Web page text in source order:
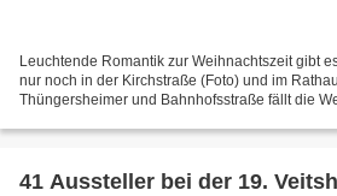
Leuchtende Romantik zur Weihnachtszeit gibt
nur noch in der Kirchstraße (Foto) und im
Thüngersheimer und Bahnhofsstraße fällt die
41 Aussteller bei der 19.